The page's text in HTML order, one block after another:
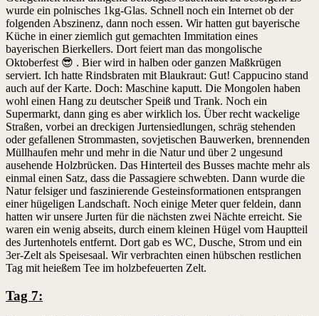
wurde ein polnisches 1kg-Glas. Schnell noch ein Internet ob der
folgenden Abszinenz, dann noch essen. Wir hatten gut bayerische
Küche in einer ziemlich gut gemachten Immitation eines
bayerischen Bierkellers. Dort feiert man das mongolische
Oktoberfest 😎 . Bier wird in halben oder ganzen Maßkrügen
serviert. Ich hatte Rindsbraten mit Blaukraut: Gut! Cappucino stand
auch auf der Karte. Doch: Maschine kaputt. Die Mongolen haben
wohl einen Hang zu deutscher Speiß und Trank. Noch ein
Supermarkt, dann ging es aber wirklich los. Über recht wackelige
Straßen, vorbei an dreckigen Jurtensiedlungen, schräg stehenden
oder gefallenen Strommasten, sovjetischen Bauwerken, brennenden
Müllhaufen mehr und mehr in die Natur und über 2 ungesund
ausehende Holzbrücken. Das Hinterteil des Busses machte mehr als
einmal einen Satz, dass die Passagiere schwebten. Dann wurde die
Natur felsiger und faszinierende Gesteinsformationen entsprangen
einer hügeligen Landschaft. Noch einige Meter quer feldein, dann
hatten wir unsere Jurten für die nächsten zwei Nächte erreicht. Sie
waren ein wenig abseits, durch einem kleinen Hügel vom Hauptteil
des Jurtenhotels entfernt. Dort gab es WC, Dusche, Strom und ein
3er-Zelt als Speisesaal. Wir verbrachten einen hübschen restlichen
Tag mit heießem Tee im holzbefeuerten Zelt.
Tag 7: